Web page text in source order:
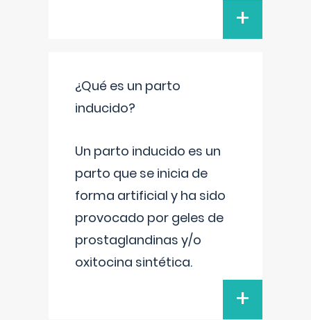
+
¿Qué es un parto
inducido?
Un parto inducido es un
parto que se inicia de
forma artificial y ha sido
provocado por geles de
prostaglandinas y/o
oxitocina sintética.
+